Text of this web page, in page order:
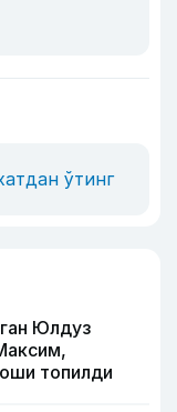
ўтинг
Юлдуз
топилди